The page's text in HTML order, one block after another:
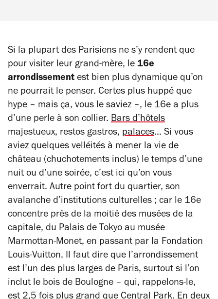
Si la plupart des Parisiens ne s’y rendent que
pour visiter leur grand-mère, le 16e
arrondissement est bien plus dynamique qu’on
ne pourrait le penser. Certes plus huppé que
hype – mais ça, vous le saviez –, le 16e a plus
d’une perle à son collier. Bars d’hôtels
majestueux, restos gastros, palaces… Si vous
aviez quelques velléités à mener la vie de
château (chuchotements inclus) le temps d’une
nuit ou d’une soirée, c’est ici qu’on vous
enverrait. Autre point fort du quartier, son
avalanche d’institutions culturelles ; car le 16e
concentre près de la moitié des musées de la
capitale, du Palais de Tokyo au musée
Marmottan-Monet, en passant par la Fondation
Louis-Vuitton. Il faut dire que l’arrondissement
est l’un des plus larges de Paris, surtout si l’on
inclut le bois de Boulogne – qui, rappelons-le,
est 2,5 fois plus grand que Central Park. En deux